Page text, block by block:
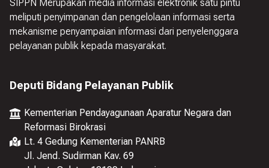
SIPPN Merupakan media informasi elektronik satu pintu
meliputi penyimpanan dan pengelolaan informasi serta
mekanisme penyampaian informasi dari penyelenggara
pelayanan publik kepada masyarakat.
Deputi Bidang Pelayanan Publik
Kementerian Pendayagunaan Aparatur Negara dan
Reformasi Birokrasi
Lt. 4 Gedung Kementerian PANRB
Jl. Jend. Sudirman Kav. 69